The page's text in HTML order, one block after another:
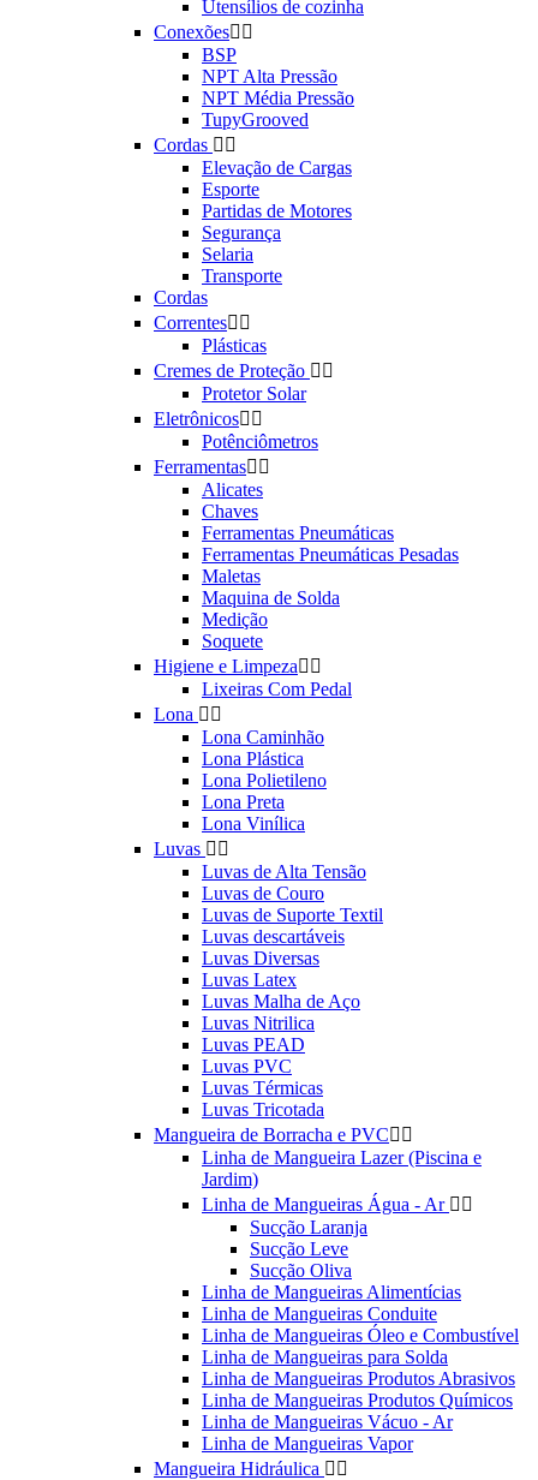
Utensílios de cozinha
Conexões 
BSP
NPT Alta Pressão
NPT Média Pressão
TupyGrooved
Cordas  
Elevação de Cargas
Esporte
Partidas de Motores
Segurança
Selaria
Transporte
Cordas
Correntes 
Plásticas
Cremes de Proteção  
Protetor Solar
Eletrônicos 
Potênciômetros
Ferramentas 
Alicates
Chaves
Ferramentas Pneumáticas
Ferramentas Pneumáticas Pesadas
Maletas
Maquina de Solda
Medição
Soquete
Higiene e Limpeza 
Lixeiras Com Pedal
Lona  
Lona Caminhão
Lona Plástica
Lona Polietileno
Lona Preta
Lona Vinílica
Luvas  
Luvas de Alta Tensão
Luvas de Couro
Luvas de Suporte Textil
Luvas descartáveis
Luvas Diversas
Luvas Latex
Luvas Malha de Aço
Luvas Nitrilica
Luvas PEAD
Luvas PVC
Luvas Térmicas
Luvas Tricotada
Mangueira de Borracha e PVC 
Linha de Mangueira Lazer (Piscina e
Jardim)
Linha de Mangueiras Água - Ar  
Sucção Laranja
Sucção Leve
Sucção Oliva
Linha de Mangueiras Alimentícias
Linha de Mangueiras Conduite
Linha de Mangueiras Óleo e Combustível
Linha de Mangueiras para Solda
Linha de Mangueiras Produtos Abrasivos
Linha de Mangueiras Produtos Químicos
Linha de Mangueiras Vácuo - Ar
Linha de Mangueiras Vapor
Mangueira Hidráulica  